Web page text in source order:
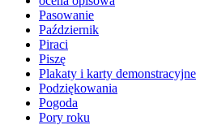
Pasowanie
Październik
Piraci
Piszę
Plakaty i karty demonstracyjne
Podziękowania
Pogoda
Pory roku